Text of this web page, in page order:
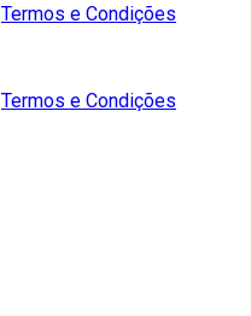
Termos e Condições
Termos e Condições